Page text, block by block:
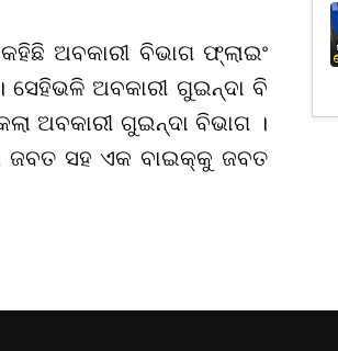
ଅବକାରୀ ବିଭାଗ ଫ୍ଲାଇଂ
ଅବକାରୀ ଗୁଇନ୍ଦା ବି
ଅବକାରୀ ଗୁଇନ୍ଦା ବିଭାଗ ।
ସହ ଏକ ବାଇକ୍କୁ ଜବତ